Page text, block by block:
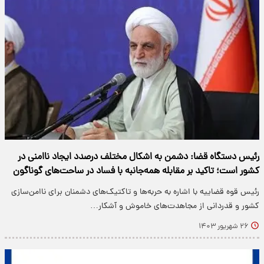
رئیس دستگاه قضا: دشمن به اشکال مختلف درصدد ایجاد ناامنی در
کشور است؛ تاکید بر مقابله‌ همه‌جانبه با فساد در ساحت‌های گوناگون
رئیس قوه قضاییه با اشاره به حربه‌ها و تاکتیک‌های دشمنان برای ناامن‌سازی
کشور و قدردانی از مجاهدت‌های خاموش و آشکار…
۲۶ شهریور ۱۴۰۳